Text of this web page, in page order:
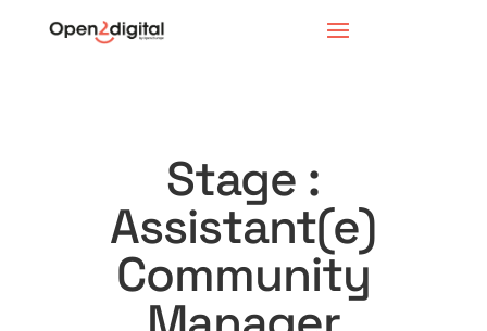
Stage :
Assistant(e)
Community